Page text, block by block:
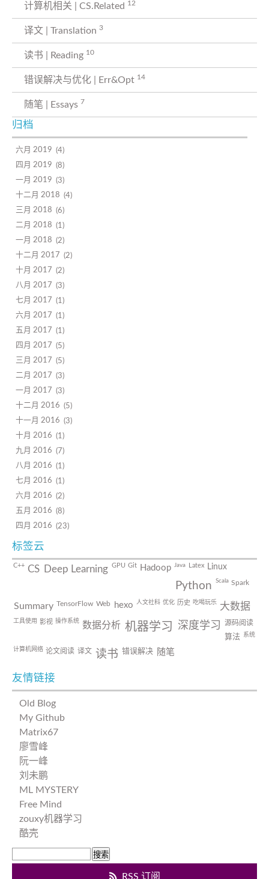
计算机相关 | CS.Related 12
译文 | Translation 3
读书 | Reading 10
错误解决与优化 | Err&Opt 14
随笔 | Essays 7
归档
六月 2019 4
四月 2019 8
一月 2019 3
十二月 2018 4
三月 2018 6
二月 2018 1
一月 2018 2
十二月 2017 2
十月 2017 2
八月 2017 3
七月 2017 1
六月 2017 1
五月 2017 1
四月 2017 5
三月 2017 5
二月 2017 3
一月 2017 3
十二月 2016 5
十一月 2016 3
十月 2016 1
九月 2016 7
八月 2016 1
七月 2016 1
六月 2016 2
五月 2016 8
四月 2016 23
标签云
C++ CS Deep Learning GPU Git Hadoop Java Latex Linux
Python Scala Spark
Summary TensorFlow Web hexo 人文社科 优化 历史 吃喝玩乐 大数据
工具使用 影视 操作系统 数据分析 机器学习 深度学习 源码阅读
算法 系统
计算机网络 论文阅读 译文 读书 错误解决 随笔
友情链接
Old Blog
My Github
Matrix67
廖雪峰
阮一峰
刘未鹏
ML MYSTERY
Free Mind
zouxy机器学习
酷壳
RSS 订阅